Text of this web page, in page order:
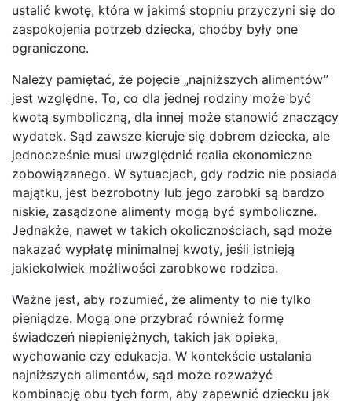
ustalić kwotę, która w jakimś stopniu przyczyni się do
zaspokojenia potrzeb dziecka, choćby były one
ograniczone.
Należy pamiętać, że pojęcie „najniższych alimentów”
jest względne. To, co dla jednej rodziny może być
kwotą symboliczną, dla innej może stanowić znaczący
wydatek. Sąd zawsze kieruje się dobrem dziecka, ale
jednocześnie musi uwzględnić realia ekonomiczne
zobowiązanego. W sytuacjach, gdy rodzic nie posiada
majątku, jest bezrobotny lub jego zarobki są bardzo
niskie, zasądzone alimenty mogą być symboliczne.
Jednakże, nawet w takich okolicznościach, sąd może
nakazać wypłatę minimalnej kwoty, jeśli istnieją
jakiekolwiek możliwości zarobkowe rodzica.
Ważne jest, aby rozumieć, że alimenty to nie tylko
pieniądze. Mogą one przybrać również formę
świadczeń niepieniężnych, takich jak opieka,
wychowanie czy edukacja. W kontekście ustalania
najniższych alimentów, sąd może rozważyć
kombinację obu tych form, aby zapewnić dziecku jak